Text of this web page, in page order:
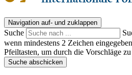
Navigation auf- und zuklappen
Suche
wenn mindestens 2 Zeichen
Pfeiltasten, um durch die Vorschläge
Suche abschicken